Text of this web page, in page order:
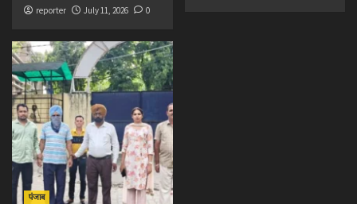
reporter July 11, 2026 0
पंजाब